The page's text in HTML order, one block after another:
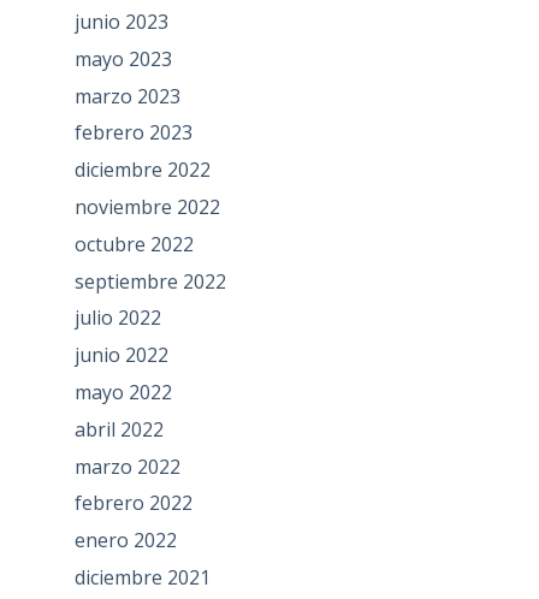
junio 2023
mayo 2023
marzo 2023
febrero 2023
diciembre 2022
noviembre 2022
octubre 2022
septiembre 2022
julio 2022
junio 2022
mayo 2022
abril 2022
marzo 2022
febrero 2022
enero 2022
diciembre 2021